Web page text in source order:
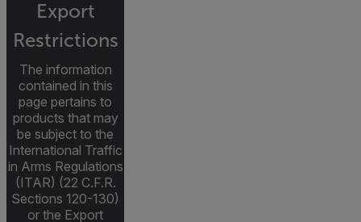
Export
Restrictions
The information
contained in this
page pertains to
products that may
be subject to the
International Traffic
in Arms Regulations
(ITAR) (22 C.F.R.
Sections 120-130)
or the Export